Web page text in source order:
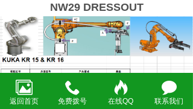
NW29 DRESSOUT
返回首页 免费拨号 在线QQ 联系我们